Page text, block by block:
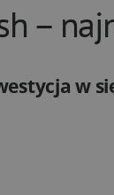
–
w